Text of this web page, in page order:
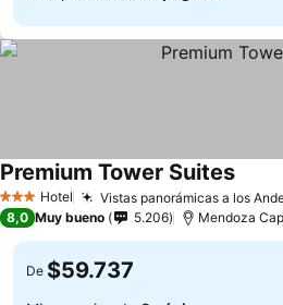
3 Estrellas
Hotel Vistas panorámicas a los
Premium Tower Suites
8,0 Muy bueno 5.206 Mendoza
De $59.737